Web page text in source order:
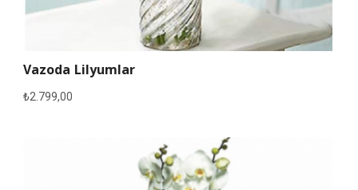
Vazoda Lilyumlar
₺2.799,00